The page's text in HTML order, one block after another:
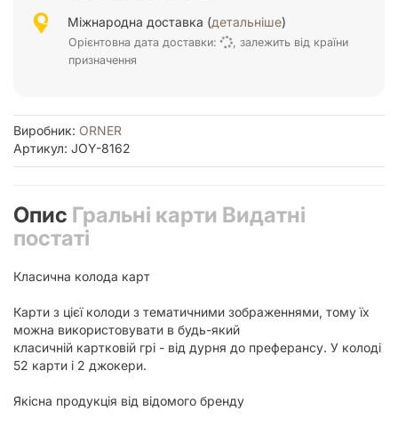
Міжнародна доставка (детальніше)
Орієнтовна дата доставки:
, залежить від країни
призначення
Виробник: ORNER
Артикул: JOY-8162
Опис Гральні карти Видатні
постаті
Класична колода карт
Карти з цієї колоди з тематичними зображеннями, тому їх
можна використовувати в будь-який
класичній картковій грі - від дурня до преферансу. У колоді
52 карти і 2 джокери.
Якісна продукція від відомого бренду